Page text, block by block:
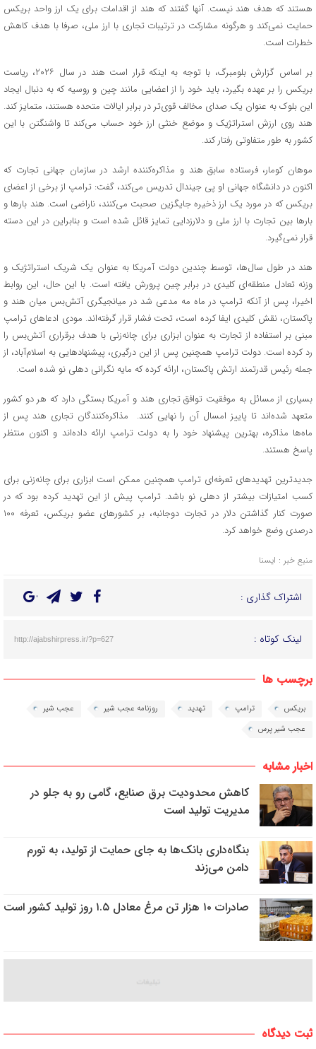
هستند که هدف هند نیست. آنها گفتند که هند از اقدامات برای یک ارز واحد بریکس
حمایت نمی‌کند و هرگونه مشارکت در ترتیبات تجاری با ارز ملی، صرفا با هدف کاهش
خطرات است.
بر اساس گزارش بلومبرگ، با توجه به اینکه قرار است هند در سال ۲۰۲۶، ریاست
بریکس را بر عهده بگیرد، باید خود را از اعضایی مانند چین و روسیه که به دنبال ایجاد
این بلوک به عنوان یک صدای مخالف قوی‌تر در برابر ایالات متحده هستند، متمایز کند.
هند روی ارزش استراتژیک و موضع خنثی ارز خود حساب می‌کند تا واشنگتن با این
کشور به طور متفاوتی رفتار کند.
موهان کومار، فرستاده سابق هند و مذاکره‌کننده ارشد در سازمان جهانی تجارت که
اکنون در دانشگاه جهانی او پی جیندال تدریس می‌کند، گفت: ترامپ از برخی از اعضای
بریکس که در مورد یک ارز ذخیره جایگزین صحبت می‌کنند، ناراضی است. هند بارها و
بارها بین تجارت با ارز ملی و دلارزدایی تمایز قائل شده است و بنابراین در این دسته
قرار نمی‌گیرد.
هند در طول سال‌ها، توسط چندین دولت آمریکا به عنوان یک شریک استراتژیک و
وزنه تعادل منطقه‌ای کلیدی در برابر چین پرورش یافته است. با این حال، این روابط
اخیرا، پس از آنکه ترامپ در ماه مه مدعی شد در میانجیگری آتش‌بس میان هند و
پاکستان، نقش کلیدی ایفا کرده است، تحت فشار قرار گرفته‌اند. مودی ادعاهای ترامپ
مبنی بر استفاده از تجارت به عنوان ابزاری برای چانه‌زنی با هدف برقراری آتش‌بس را
رد کرده است. دولت ترامپ همچنین پس از این درگیری، پیشنهادهایی به اسلام‌آباد، از
جمله رئیس قدرتمند ارتش پاکستان، ارائه کرده که مایه نگرانی دهلی نو شده است.
بسیاری از مسائل به موفقیت توافق تجاری هند و آمریکا بستگی دارد که هر دو کشور
متعهد شده‌اند تا پاییز امسال آن را نهایی کنند. مذاکره‌کنندگان تجاری هند پس از
ماه‌ها مذاکره، بهترین پیشنهاد خود را به دولت ترامپ ارائه داده‌اند و اکنون منتظر
پاسخ هستند.
جدیدترین تهدیدهای تعرفه‌ای ترامپ همچنین ممکن است ابزاری برای چانه‌زنی برای
کسب امتیازات بیشتر از دهلی نو باشد. ترامپ پیش از این تهدید کرده بود که در
صورت کنار گذاشتن دلار در تجارت دوجانبه، بر کشورهای عضو بریکس، تعرفه ۱۰۰
درصدی وضع خواهد کرد.
منبع خبر : ایسنا
اشتراک گذاری :
لینک کوتاه : http://ajabshirpress.ir/?p=627
برچسب ها
بریکس ترامپ تهدید روزنامه عجب شیر
عجب شیر
عجب شیر پرس
اخبار مشابه
کاهش محدودیت برق صنایع، گامی رو به جلو در
مدیریت تولید است
بنگاه‌داری بانک‌ها به جای حمایت از تولید، به تورم
دامن می‌زند
صادرات ۱۰ هزار تن مرغ معادل ۱.۵ روز تولید کشور است
ثبت دیدگاه